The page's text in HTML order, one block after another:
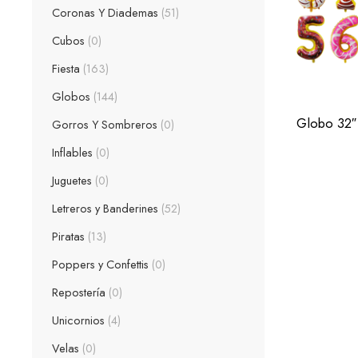
Globo
Dona
Dona
Dona
Coronas Y Diademas 51
Cubos 0
Fiesta 163
Globos 144
Gorros Y Sombreros 0
Inflables 0
Juguetes 0
Letreros y Banderines 52
Piratas 13
Poppers y Confettis 0
Repostería 0
Unicornios 4
Velas 0